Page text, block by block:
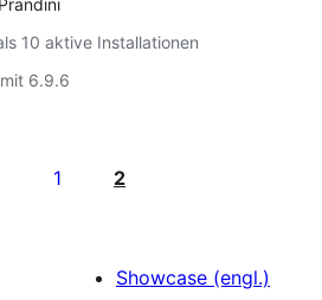
10 aktive Installationen
6.9.6
1 2
Showcase (engl.)